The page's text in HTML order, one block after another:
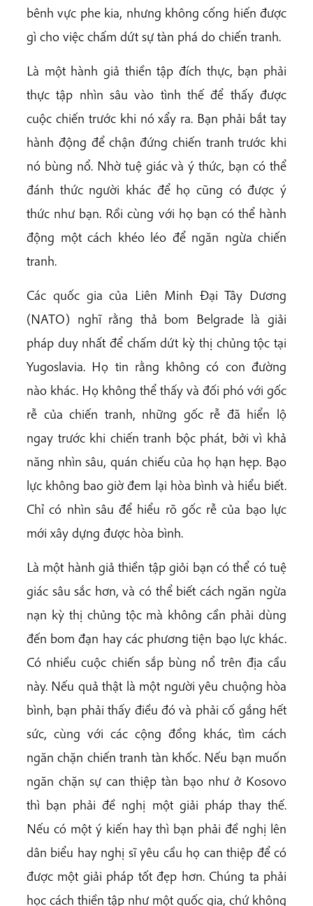
bênh vực phe kia, nhưng không cống hiến được
gì cho việc chấm dứt sự tàn phá do chiến tranh.
Là một hành giả thiền tập đích thực, bạn phải
thực tập nhìn sâu vào tình thế để thấy được
cuộc chiến trước khi nó xẩy ra. Bạn phải bắt tay
hành động để chận đứng chiến tranh trước khi
nó bùng nổ. Nhờ tuệ giác và ý thức, bạn có thể
đánh thức người khác để họ cũng có được ý
thức như bạn. Rồi cùng với họ bạn có thể hành
động một cách khéo léo để ngăn ngừa chiến
tranh.
Các quốc gia của Liên Minh Đại Tây Dương
(NATO) nghĩ rằng thả bom Belgrade là giải
pháp duy nhất để chấm dứt kỳ thị chủng tộc tại
Yugoslavia. Họ tin rằng không có con đường
nào khác. Họ không thể thấy và đối phó với gốc
rễ của chiến tranh, những gốc rễ đã hiển lộ
ngay trước khi chiến tranh bộc phát, bởi vì khả
năng nhìn sâu, quán chiếu của họ hạn hẹp. Bạo
lực không bao giờ đem lại hòa bình và hiểu biết.
Chỉ có nhìn sâu để hiểu rõ gốc rễ của bạo lực
mới xây dựng được hòa bình.
Là một hành giả thiền tập giỏi bạn có thể có tuệ
giác sâu sắc hơn, và có thể biết cách ngăn ngừa
nạn kỳ thị chủng tộc mà không cần phải dùng
đến bom đạn hay các phương tiện bạo lực khác.
Có nhiều cuộc chiến sắp bùng nổ trên địa cầu
này. Nếu quả thật là một người yêu chuộng hòa
bình, bạn phải thấy điều đó và phải cố gắng hết
sức, cùng với các cộng đồng khác, tìm cách
ngăn chặn chiến tranh tàn khốc. Nếu bạn muốn
ngăn chặn sự can thiệp tàn bạo như ở Kosovo
thì bạn phải đề nghị một giải pháp thay thế.
Nếu có một ý kiến hay thì bạn phải đề nghị lên
dân biểu hay nghị sĩ yêu cầu họ can thiệp để có
được một giải pháp tốt đẹp hơn. Chúng ta phải
học cách thiền tập như một quốc gia, chứ không